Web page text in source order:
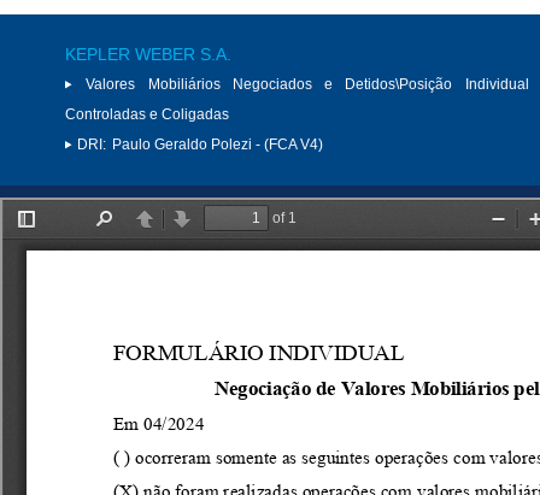
KEPLER WEBER S.A.
Valores Mobiliários Negociados e Detidos\Posição
Controladas e Coligadas
DRI: Paulo Geraldo Polezi - (FCA V4)